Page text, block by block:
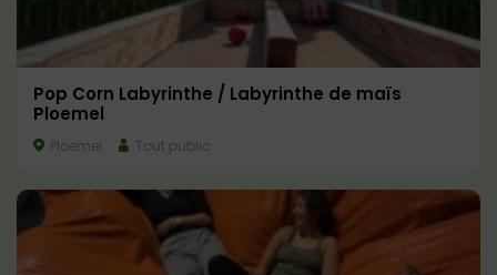
Pop Corn Labyrinthe / Labyrinthe de maïs
Ploemel
Ploemel Tout public